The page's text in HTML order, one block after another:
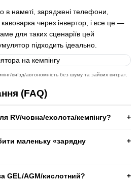
в наметі, заряджені телефони,
через інвертор, і все це —
для таких сценаріїв цей
підходить ідеально.
виїзд/автономність без шуму та зайвих витрат.
(FAQ)
RV/човна/ехолота/кемпінгу?
забезпечте нормальні клеми/
та захист від вологи/перегріву.
маленьку «зарядну
перерізу — і отримуєте
GEL/AGM/кислотний?